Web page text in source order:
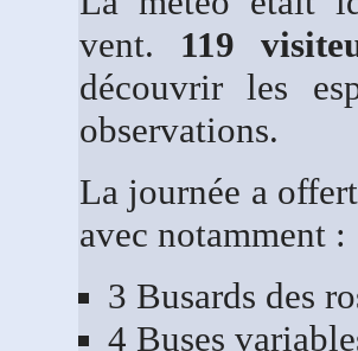
vent. 119
découvrir les
observations.
La journée a
avec notamment :
3 Busards des
4 Buses